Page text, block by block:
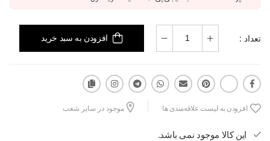
تعداد : افزودن به سبد خرید
افزودن به لیست علاقه‌مندی ها موجود در سایر شعب
این کالا موجود نمی باشد.